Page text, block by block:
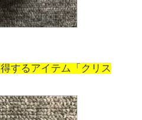
するアイテム「クリス